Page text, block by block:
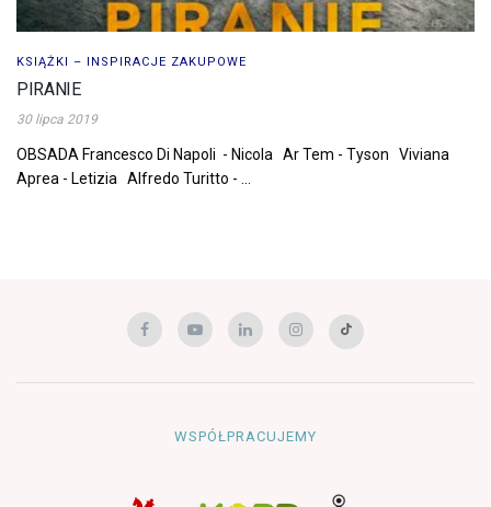
KSIĄŻKI – INSPIRACJE ZAKUPOWE
PIRANIE
30 lipca 2019
OBSADA Francesco Di Napoli - Nicola Ar Tem - Tyson Viviana
Aprea - Letizia Alfredo Turitto - ...
WSPÓŁPRACUJEMY